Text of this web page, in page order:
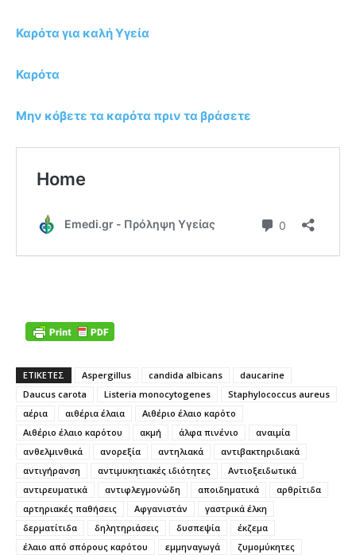
Καρότα για καλή Υγεία
Καρότα
Μην κόβετε τα καρότα πριν τα βράσετε
ΕΤΙΚΕΤΕΣ Aspergillus candida albicans
daucarine
Daucus carota
Listeria monocytogenes
Staphylococcus aureus
αέρια
αιθέρια έλαια
Αιθέριο έλαιο καρότο
Αιθέριο έλαιο καρότου
ακμή άλφα πινένιο
αναιμία
ανθελμινθικά
ανορεξία αντηλιακά
αντιβακτηριδιακά
αντιγήρανση
αντιμυκητιακές ιδιότητες
Αντιοξειδωτικά
αντιρευματικά
αντιφλεγμονώδη αποιδηματικά
αρθρίτιδα
αρτηριακές παθήσεις
Αφγανιστάν
γαστρικά έλκη
δερματίτιδα
δηλητηριάσεις δυσπεψία
έκζεμα
έλαιο από σπόρους καρότου
εμμηναγωγά
ζυμομύκητες